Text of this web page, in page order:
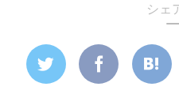
シェ